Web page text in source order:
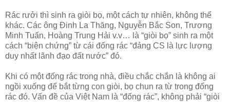
Rác rưởi thì sinh ra giòi bọ, một cách tự nhiên, không thể
khác. Các ông Đinh La Thăng, Nguyễn Bắc Son, Trương
Minh Tuấn, Hoàng Trung Hải v.v… là “giòi bọ” sinh ra một
cách “biện chứng” từ cái đống rác “đảng CS là lực lượng
duy nhất lãnh đạo đất nước” đó.
Khi có một đống rác trong nhà, điều chắc chắn là không ai
ngồi xuống để bắt từng con giòi, bọ chun ra từ trong đống
rác đó. Vấn đề của Việt Nam là “đống rác”, không phải “giòi